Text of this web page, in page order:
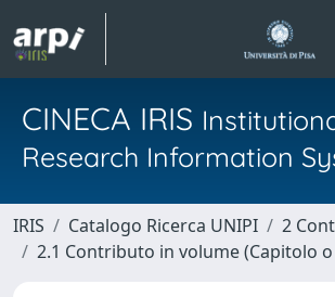
CINECA IRIS
Research Information
IRIS Catalogo Ricerca UNIPI
2
2.1 Contributo in volume (Capitolo